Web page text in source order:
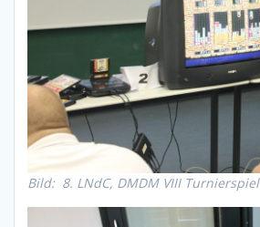
Bild: 8. LNdC, DMDM VIII Turnierspiel